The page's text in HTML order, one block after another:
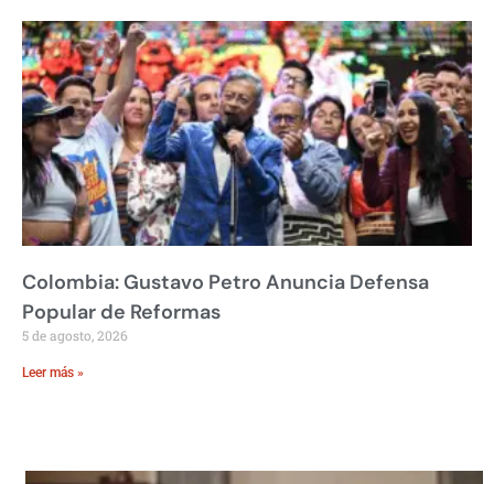
Colombia: Gustavo Petro Anuncia Defensa
Popular de Reformas
5 de agosto, 2026
Leer más »